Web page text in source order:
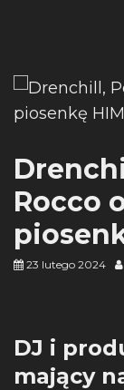
Rocco
23 lutego 2024
DJ i
mający